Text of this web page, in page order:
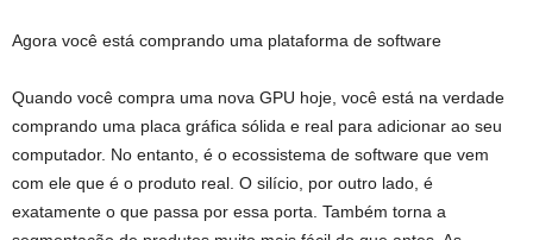
Agora você está comprando uma plataforma de software
Quando você compra uma nova GPU hoje, você está na verdade
comprando uma placa gráfica sólida e real para adicionar ao seu
computador. No entanto, é o ecossistema de software que vem
com ele que é o produto real. O silício, por outro lado, é
exatamente o que passa por essa porta. Também torna a